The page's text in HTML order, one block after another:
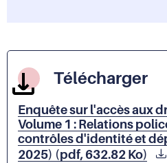
Télécharger
Enquête sur l'accès aux
Volume 1 : Relations
contrôles d'identité et
2025) (pdf, 632.82 Ko)